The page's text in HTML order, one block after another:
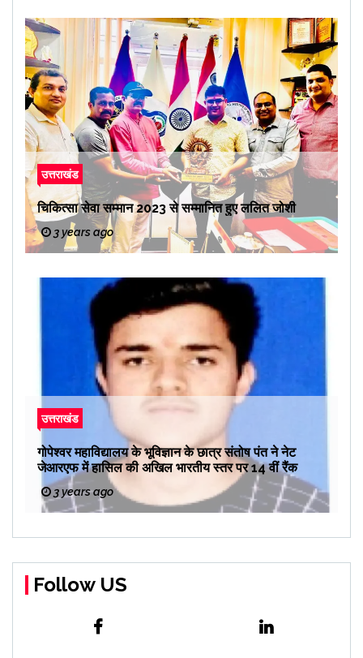
उत्तराखंड
चिकित्सा सेवा सम्मान 2023 से सम्मानित हुए ललित जोशी
3 years ago
उत्तराखंड
गोपेश्वर महाविद्यालय के भूविज्ञान के छात्र संतोष पंत ने नेट
जेआरएफ में हासिल की अखिल भारतीय स्तर पर 14 वीं रैंक
3 years ago
Follow US